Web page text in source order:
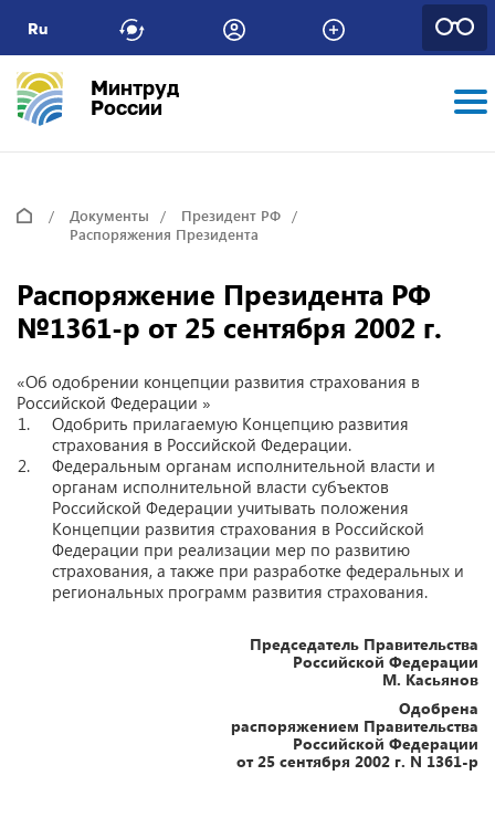
Ru
Минтруд
России
Документы
Президент РФ
Распоряжения Президента
Распоряжение Президента РФ
№1361-р от 25 сентября 2002 г.
«Об одобрении концепции развития страхования в
Российской Федерации »
Одобрить прилагаемую Концепцию развития
страхования в Российской Федерации.
Федеральным органам исполнительной власти и
органам исполнительной власти субъектов
Российской Федерации учитывать положения
Концепции развития страхования в Российской
Федерации при реализации мер по развитию
страхования, а также при разработке федеральных и
региональных программ развития страхования.
Председатель Правительства
Российской Федерации
М. Касьянов
Одобрена
распоряжением Правительства
Российской Федерации
от 25 сентября 2002 г. N 1361-р